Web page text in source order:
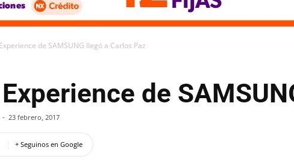
de SAMSUNG llegó a Carlos Paz
de
- 23 febrero, 2017
+ Seguinos en Google